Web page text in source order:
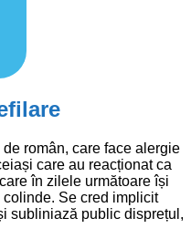
român, care face alergie
care au reacționat ca
în zilele următoare își
Se cred implicit
subliniază public disprețul,